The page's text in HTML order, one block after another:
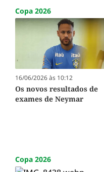
Copa 2026
16/06/2026 às 10:12
Os novos resultados de
exames de Neymar
Copa 2026